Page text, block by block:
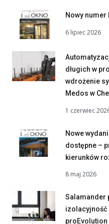
Nowy numer
6 lipiec 2026
długich w
wdrożenie
Medos w
1 czerwiec
Nowe
dostępne –
kierunków
8 maj 2026
Salamander
izolacyjność